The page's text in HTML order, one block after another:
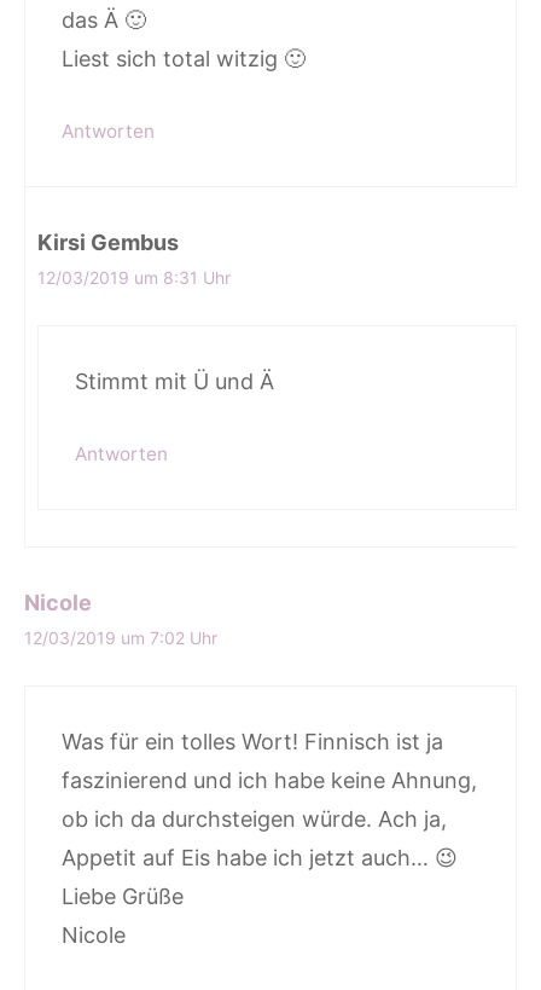
das Ä 🙂
Liest sich total witzig 🙂
Antworten
Kirsi Gembus
12/03/2019 um 8:31 Uhr
Stimmt mit Ü und Ä
Antworten
Nicole
12/03/2019 um 7:02 Uhr
Was für ein tolles Wort! Finnisch ist ja
faszinierend und ich habe keine Ahnung,
ob ich da durchsteigen würde. Ach ja,
Appetit auf Eis habe ich jetzt auch… 😉
Liebe Grüße
Nicole